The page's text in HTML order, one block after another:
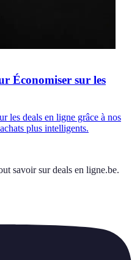
Économiser sur les
les deals en ligne grâce à nos
plus intelligents.
savoir sur deals en ligne.be.